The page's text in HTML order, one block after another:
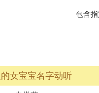
包含指
女宝宝名字动听